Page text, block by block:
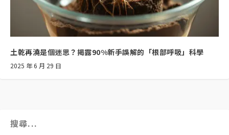
土乾再澆是個迷思？揭露90%新手誤解的「根部呼吸」科學
2025 年 6 月 29 日